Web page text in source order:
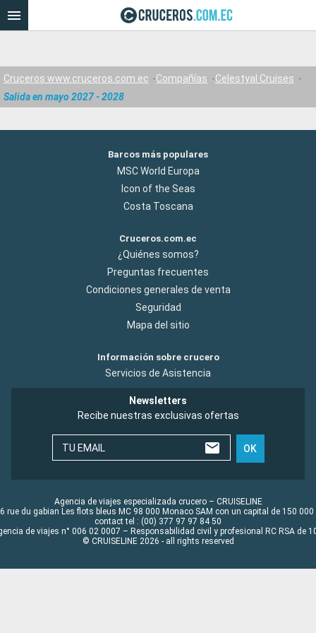
Cruceros www.cruceros.com.ec Compañías
Celestyal Cruises
Salida en mayo 2027 - 2028
Barcos más populares
MSC World Europa
Icon of the Seas
Costa Toscana
Cruceros.com.ec
¿Quiénes somos?
Preguntas frecuentes
Condiciones generales de venta
Seguridad
Mapa del sitio
Información sobre crucero
Servicios de Asistencia
Newsletters
Recibe nuestras exclusivas ofertas
TU EMAIL OK
Agencia de viajes especializada crucero – CRUISELINE
rue du gabian Les flots bleus MC 98 000 Monaco SAM con un capital de 150 000
contact tel : (00) 377 97 97 84 50
de viajes n° 006 02 0007 – Responsabilidad civil y profesional RC RSA de
© CRUISELINE 2026 - all rights reserved